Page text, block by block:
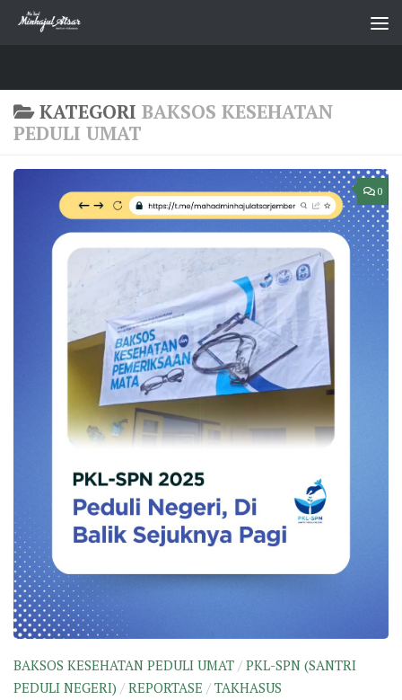
Skip to content
KATEGORI BAKSOS KESEHATAN
PEDULI UMAT
0
BAKSOS KESEHATAN PEDULI UMAT / PKL-SPN (SANTRI
PEDULI NEGERI) / REPORTASE / TAKHASUS